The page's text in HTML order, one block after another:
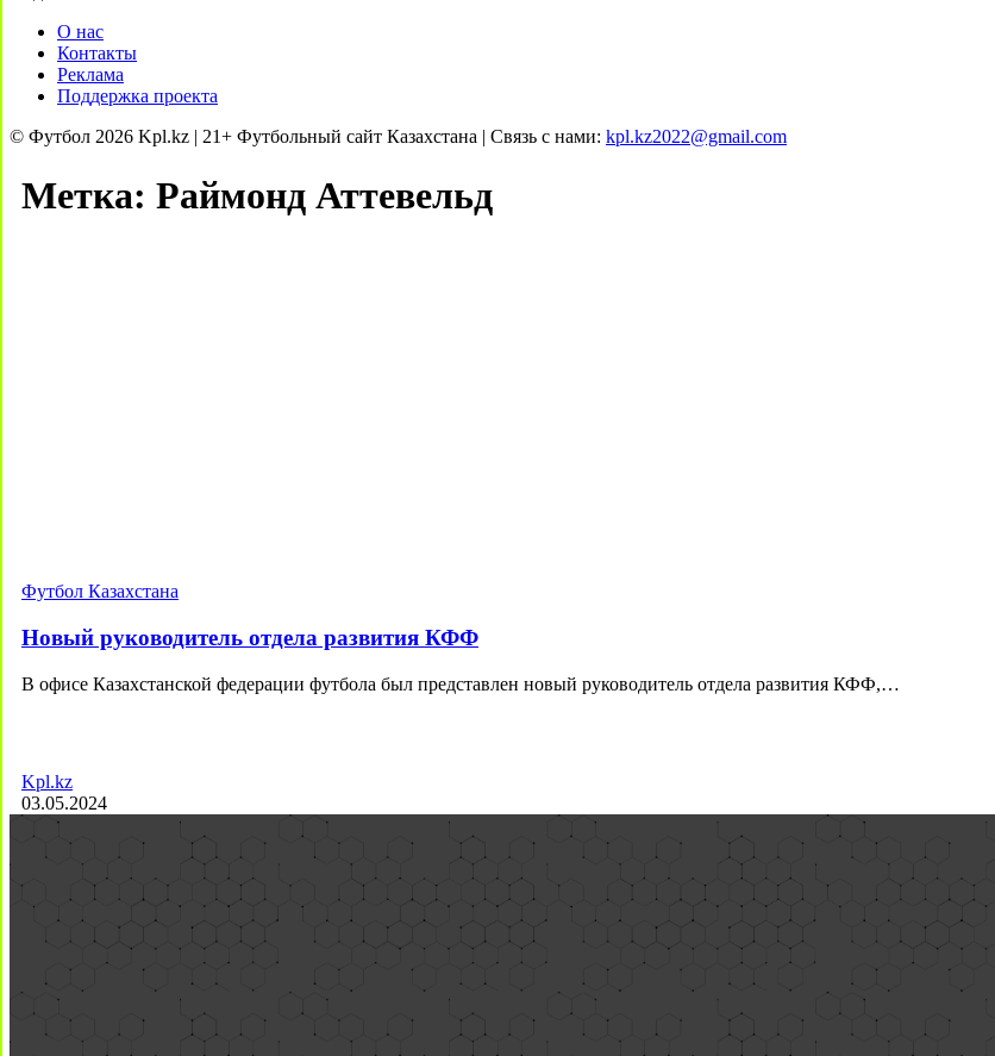
О нас
Контакты
Реклама
Поддержка проекта
© Футбол 2026 Kpl.kz | 21+ Футбольный сайт Казахстана | Связь с нами: kpl.kz2022@gmail.com
Метка: Раймонд Аттевельд
Футбол Казахстана
Новый руководитель отдела развития КФФ
В офисе Казахстанской федерации футбола был представлен новый руководитель отдела развития КФФ,…
Kpl.kz
03.05.2024